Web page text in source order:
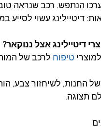
הנתפש. רכב שנראה
דיטיילינג עשוי לסייע
דיטיילינג אצל ננוקאר?
טיפוח לרכב של
של החנות, לשיחזור
תצוגה.